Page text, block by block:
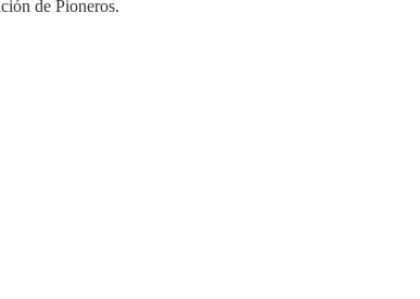
de Pioneros.